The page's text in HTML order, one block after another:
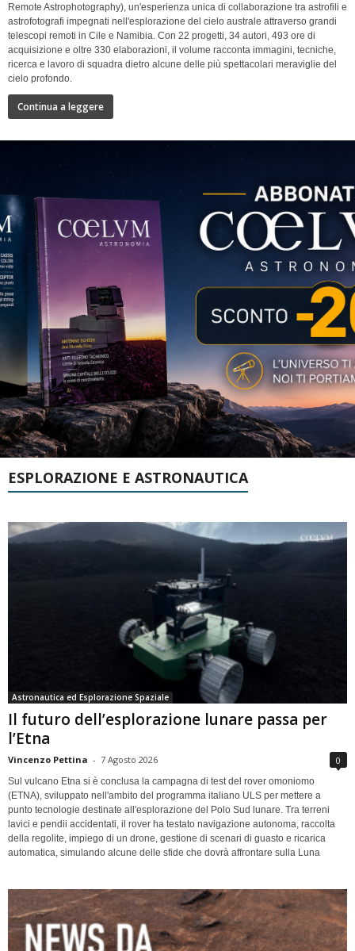
Remote Astrophotography), un'esperienza unica di collaborazione tra astrofili e
astrofotografi impegnati nell'esplorazione del cielo australe attraverso grandi
telescopi remoti in Cile e Namibia. Con 22 progetti, 34 autori, 493 ore di
acquisizione e oltre 330 elaborazioni, il volume racconta immagini, tecniche,
ricerca e lavoro di squadra dietro alcune delle più spettacolari meraviglie del
cielo profondo.
Continua a leggere
ESPLORAZIONE E ASTRONAUTICA
Astronautica ed Esplorazione Spaziale
Il futuro dell’esplorazione lunare passa per
l’Etna
Vincenzo Pettina - 7 Agosto 2026 0
Sul vulcano Etna si è conclusa la campagna di test del rover omoniomo
(ETNA), sviluppato nell'ambito del programma italiano ULS per mettere a
punto tecnologie destinate all'esplorazione del Polo Sud lunare. Tra terreni
lavici e pendii accidentati, il rover ha testato navigazione autonoma, raccolta
della regolite, impiego di un drone, gestione di scenari di guasto e ricarica
automatica, simulando alcune delle sfide che dovrà affrontare sulla Luna